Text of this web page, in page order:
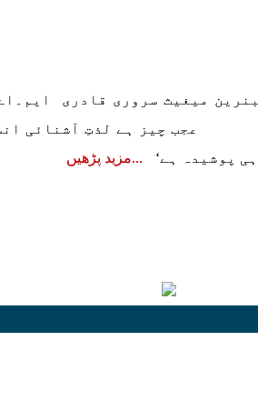
میغیث سروری قادری
عجب چیز ہے لذتِ آشنائی
پوشیدہ ہے‘
مزید پڑھیں